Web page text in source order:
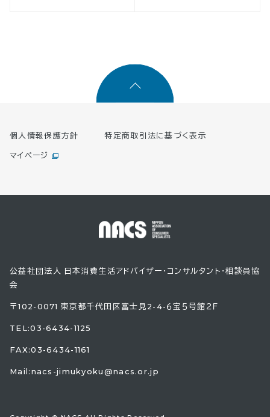
公益社団法人 日本消費生活アドバイザー・コンサルタント・相談員協
会
〒102-0071 東京都千代田区富士見2-4-６宝５号館２Ｆ
TEL:03-6434-1125
FAX:03-6434-1161
Mail: nacs-jimukyoku@nacs.or.jp
個人情報保護方針 特定商取引法に基づく表示
マイページ